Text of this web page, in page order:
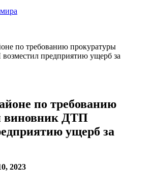
по требованию прокуратуры
предприятию ущерб за
по требованию
виновник ДТП
ущерб за
2023